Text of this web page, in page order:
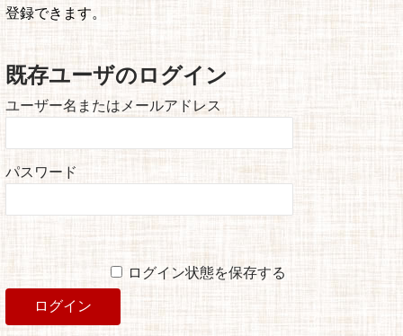
登録できます。
既存ユーザのログイン
ユーザー名またはメールアドレス
パスワード
ログイン状態を保存する